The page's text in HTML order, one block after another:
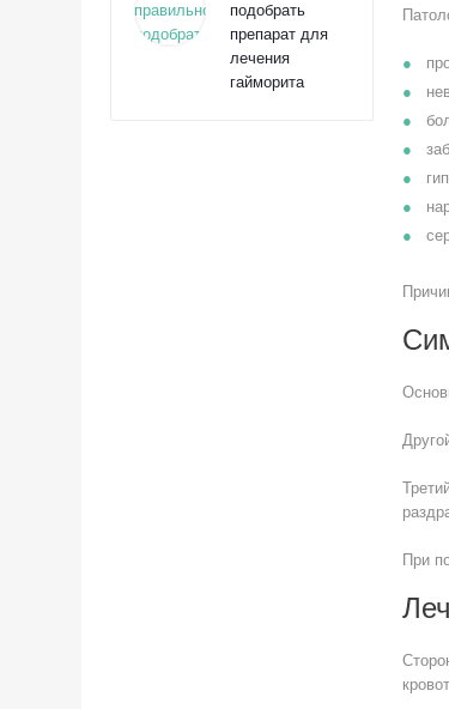
подобрать
препарат для
лечения
гайморита
При